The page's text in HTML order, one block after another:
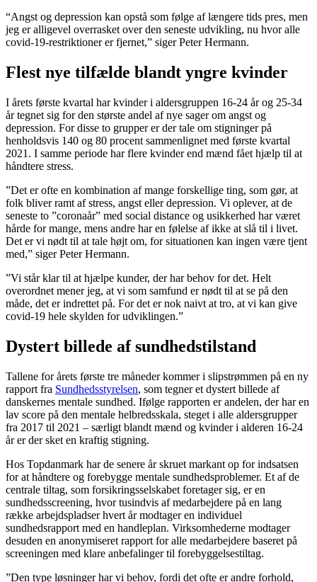
“Angst og depression kan opstå som følge af længere tids pres, men
jeg er alligevel overrasket over den seneste udvikling, nu hvor alle
covid-19-restriktioner er fjernet,” siger Peter Hermann.
Flest nye tilfælde blandt yngre kvinder
I årets første kvartal har kvinder i aldersgruppen 16-24 år og 25-34
år tegnet sig for den største andel af nye sager om angst og
depression. For disse to grupper er der tale om stigninger på
henholdsvis 140 og 80 procent sammenlignet med første kvartal
2021. I samme periode har flere kvinder end mænd fået hjælp til at
håndtere stress.
”Det er ofte en kombination af mange forskellige ting, som gør, at
folk bliver ramt af stress, angst eller depression. Vi oplever, at de
seneste to ”coronaår” med social distance og usikkerhed har været
hårde for mange, mens andre har en følelse af ikke at slå til i livet.
Det er vi nødt til at tale højt om, for situationen kan ingen være tjent
med,” siger Peter Hermann.
”Vi står klar til at hjælpe kunder, der har behov for det. Helt
overordnet mener jeg, at vi som samfund er nødt til at se på den
måde, det er indrettet på. For det er nok naivt at tro, at vi kan give
covid-19 hele skylden for udviklingen.”
Dystert billede af sundhedstilstand
Tallene for årets første tre måneder kommer i slipstrømmen på en ny
rapport fra Sundhedsstyrelsen, som tegner et dystert billede af
danskernes mentale sundhed. Ifølge rapporten er andelen, der har en
lav score på den mentale helbredsskala, steget i alle aldersgrupper
fra 2017 til 2021 – særligt blandt mænd og kvinder i alderen 16-24
år er der sket en kraftig stigning.
Hos Topdanmark har de senere år skruet markant op for indsatsen
for at håndtere og forebygge mentale sundhedsproblemer. Et af de
centrale tiltag, som forsikringsselskabet foretager sig, er en
sundhedsscreening, hvor tusindvis af medarbejdere på en lang
række arbejdspladser hvert år modtager en individuel
sundhedsrapport med en handleplan. Virksomhederne modtager
desuden en anonymiseret rapport for alle medarbejdere baseret på
screeningen med klare anbefalinger til forebyggelsestiltag.
”Den type løsninger har vi behov, fordi det ofte er andre forhold,